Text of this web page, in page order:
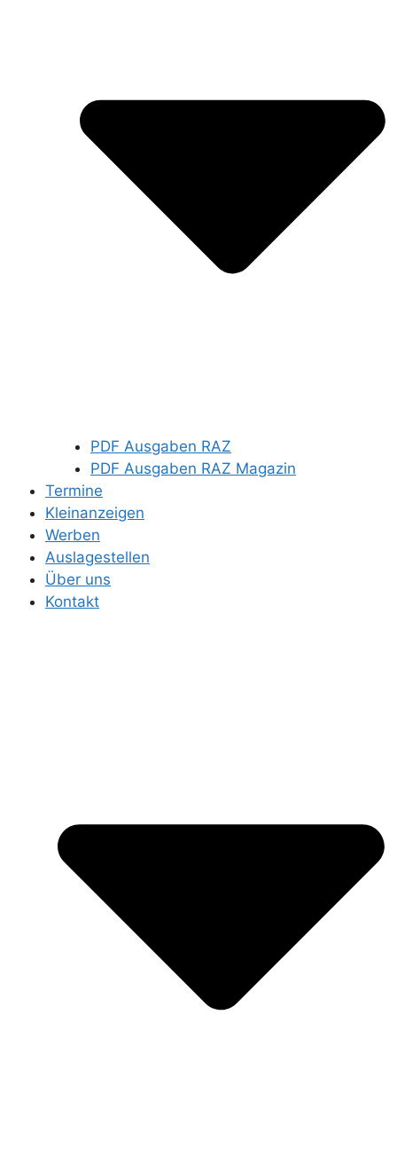
PDF Ausgaben RAZ
PDF Ausgaben RAZ Magazin
Termine
Kleinanzeigen
Werben
Auslagestellen
Über uns
Kontakt